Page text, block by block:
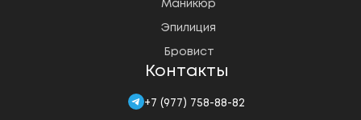
Маникюр
Эпилиция
Бровист
Контакты
+7 (977) 758-88-82